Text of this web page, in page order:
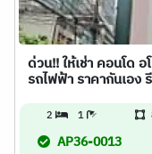
ด่วน!! ให้เช่า คอนโด
รถไฟฟ้า ราคากันเอง
2 1
AP36-0013